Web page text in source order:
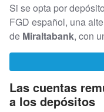
Si se opta por
FGD español, una
de Miraltabank, con
Las cuentas
a los depósitos